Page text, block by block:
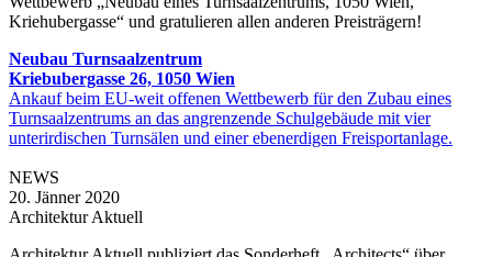
Kriehubergasse“ und gratulieren allen anderen Preisträgern!
Neubau Turnsaalzentrum
Kriebubergasse 26, 1050 Wien
Ankauf beim EU-weit offenen Wettbewerb für den Zubau eines
Turnsaalzentrums an das angrenzende Schulgebäude mit vier
unterirdischen Turnsälen und einer ebenerdigen Freisportanlage.
NEWS
20. Jänner 2020
Architektur Aktuell